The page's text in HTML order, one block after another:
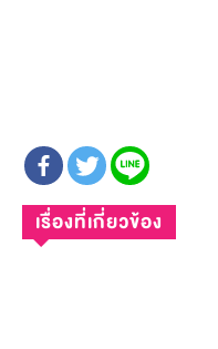
เรื่องที่เกี่ยวข้อง